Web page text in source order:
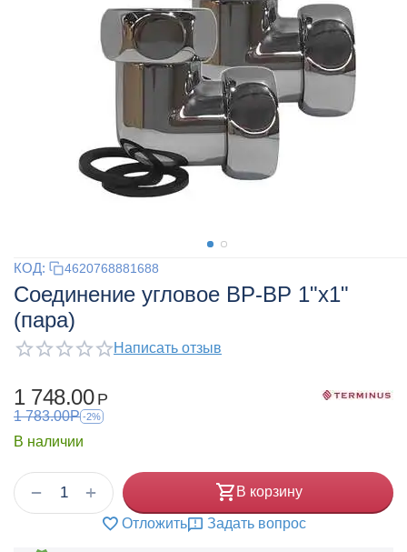
КОД: 4620768881688
Соединение угловое ВР-ВР 1"х1"
(пара)
Написать отзыв
1 748.00 Р
1 783.00Р -2%
В наличии
+
− В корзину
Отложить Задать вопрос